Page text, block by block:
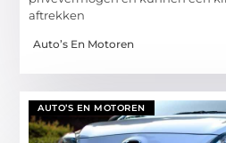
aftrekken
Auto’s En Motoren
AUTO’S EN MOTOREN